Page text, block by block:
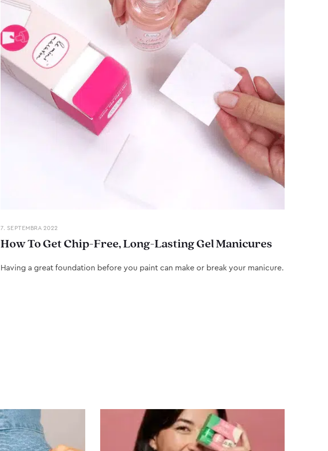
7. SEPTEMBRA 2022
How To Get Chip-Free, Long-Lasting Gel Manicures
Having a great foundation before you paint can make or break your manicure.